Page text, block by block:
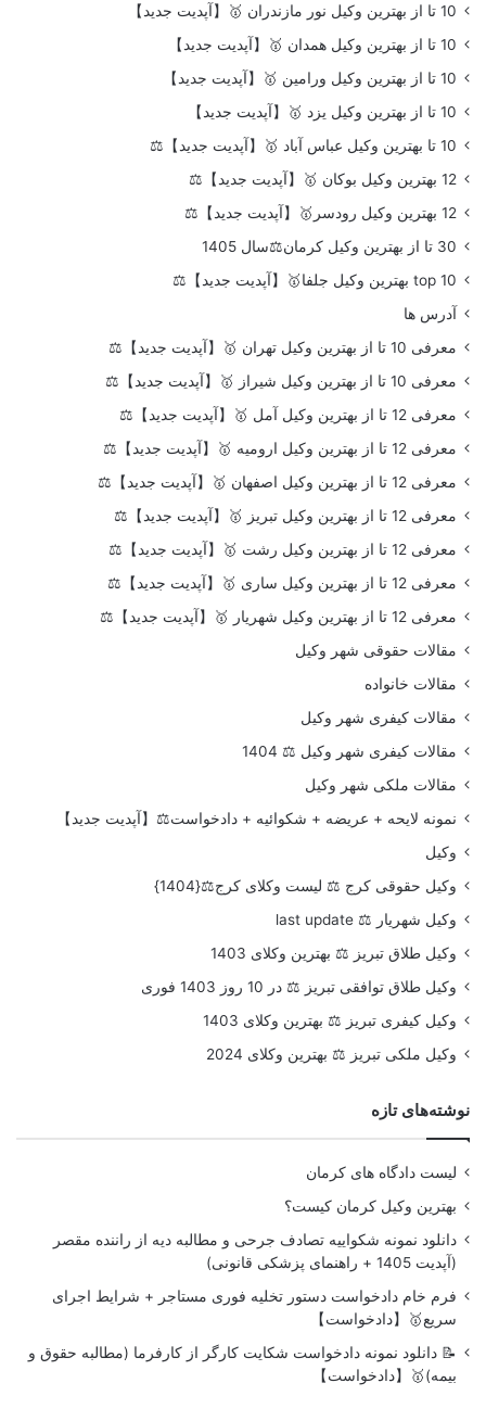
10 تا از بهترین وکیل نور مازندران 🥇【آپدیت جدید】
10 تا از بهترین وکیل همدان 🥇【آپدیت جدید】
10 تا از بهترین وکیل ورامین 🥇【آپدیت جدید】
10 تا از بهترین وکیل یزد 🥇【آپدیت جدید】
10 تا بهترین وکیل عباس آباد 🥇【آپدیت جدید】⚖️
12 بهترین وکیل بوکان 🥇【آپدیت جدید】⚖️
12 بهترین وکیل رودسر🥇【آپدیت جدید】⚖️
30 تا از بهترین وکیل کرمان⚖️سال 1405
top 10 بهترین وکیل جلفا🥇【آپدیت جدید】⚖️
آدرس ها
معرفی 10 تا از بهترین وکیل تهران 🥇【آپدیت جدید】⚖️
معرفی 10 تا از بهترین وکیل شیراز 🥇【آپدیت جدید】⚖️
معرفی 12 تا از بهترین وکیل آمل 🥇【آپدیت جدید】⚖️
معرفی 12 تا از بهترین وکیل ارومیه 🥇【آپدیت جدید】⚖️
معرفی 12 تا از بهترین وکیل اصفهان 🥇【آپدیت جدید】⚖️
معرفی 12 تا از بهترین وکیل تبریز 🥇【آپدیت جدید】⚖️
معرفی 12 تا از بهترین وکیل رشت 🥇【آپدیت جدید】⚖️
معرفی 12 تا از بهترین وکیل ساری 🥇【آپدیت جدید】⚖️
معرفی 12 تا از بهترین وکیل شهریار 🥇【آپدیت جدید】⚖️
مقالات حقوقی شهر وکیل
مقالات خانواده
مقالات کیفری شهر وکیل
مقالات کیفری شهر وکیل ⚖️ 1404
مقالات ملکی شهر وکیل
نمونه لایحه + عریضه + شکوائیه + دادخواست⚖️【آپدیت جدید】
وکیل
وکیل حقوقی کرج ⚖️ لیست وکلای کرج⚖️{1404}
وکیل شهریار ⚖️ last update
وکیل طلاق تبریز ⚖️ بهترین وکلای 1403
وکیل طلاق توافقی تبریز ⚖️ در 10 روز 1403 فوری
وکیل کیفری تبریز ⚖️ بهترین وکلای 1403
وکیل ملکی تبریز ⚖️ بهترین وکلای 2024
نوشته‌های تازه
لیست دادگاه های کرمان
بهترین وکیل کرمان کیست؟
دانلود نمونه شکواییه تصادف جرحی و مطالبه دیه از راننده مقصر
(آپدیت 1405 + راهنمای پزشکی قانونی)
فرم خام دادخواست دستور تخلیه فوری مستاجر + شرایط اجرای
سریع🥇【دادخواست】
📝 دانلود نمونه دادخواست شکایت کارگر از کارفرما (مطالبه حقوق و
بیمه)🥇【دادخواست】